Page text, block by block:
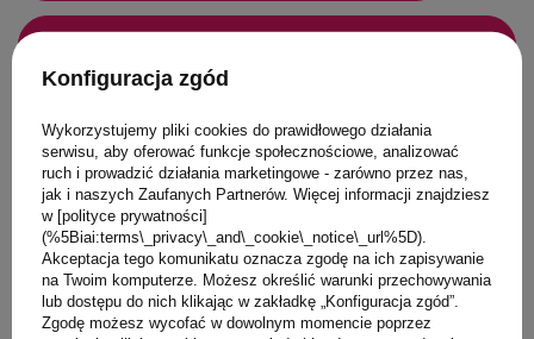
Produkt dostępny Wysyłkawe wtorek
Darmowa i szybka dostawaod 99,00 PLN
30dni na łatwy zwrot
Konfiguracja zgód
Wykorzystujemy pliki cookies do prawidłowego działania
serwisu, aby oferować funkcje społecznościowe, analizować
ruch i prowadzić działania marketingowe - zarówno przez nas,
jak i naszych Zaufanych Partnerów. Więcej informacji znajdziesz
w [polityce prywatności]
(%5Biai:terms\_privacy\_and\_cookie\_notice\_url%5D).
Akceptacja tego komunikatu oznacza zgodę na ich zapisywanie
na Twoim komputerze. Możesz określić warunki przechowywania
lub dostępu do nich klikając w zakładkę „Konfiguracja zgód”.
Zgodę możesz wycofać w dowolnym momencie poprzez